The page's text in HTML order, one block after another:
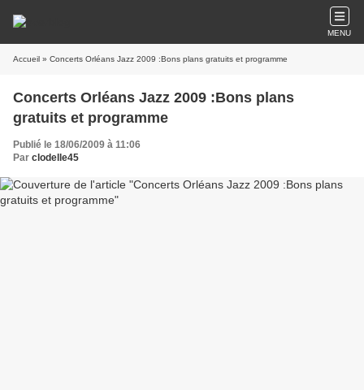
MENU
Accueil » Concerts Orléans Jazz 2009 :Bons plans gratuits et programme
Concerts Orléans Jazz 2009 :Bons plans
gratuits et programme
Publié le 18/06/2009 à 11:06
Par clodelle45